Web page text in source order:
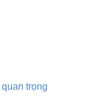
trọng